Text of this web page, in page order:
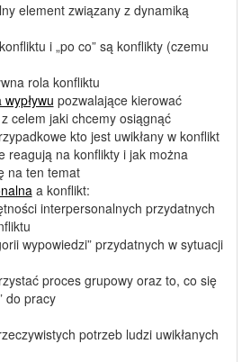
element związany z dynamiką
i „po co” są konflikty (czemu
rola konfliktu
pozwalające kierować
celem jaki chcemy osiągnąć
kto jest uwikłany w konflikt
reagują na konflikty i jak można
na ten temat
a konflikt:
interpersonalnych przydatnych
wypowiedzi” przydatnych w sytuacji
proces grupowy oraz to, co się
do pracy
potrzeb ludzi uwikłanych